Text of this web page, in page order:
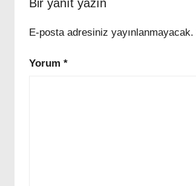
υ
Bir yanıt yazın
E-posta adresiniz yayınlanmayacak.
Yorum *